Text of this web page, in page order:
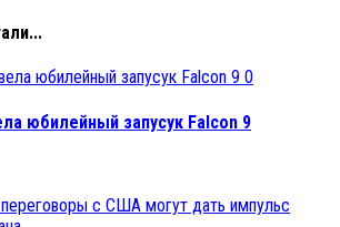
0
юбилейный запусук Falcon 9